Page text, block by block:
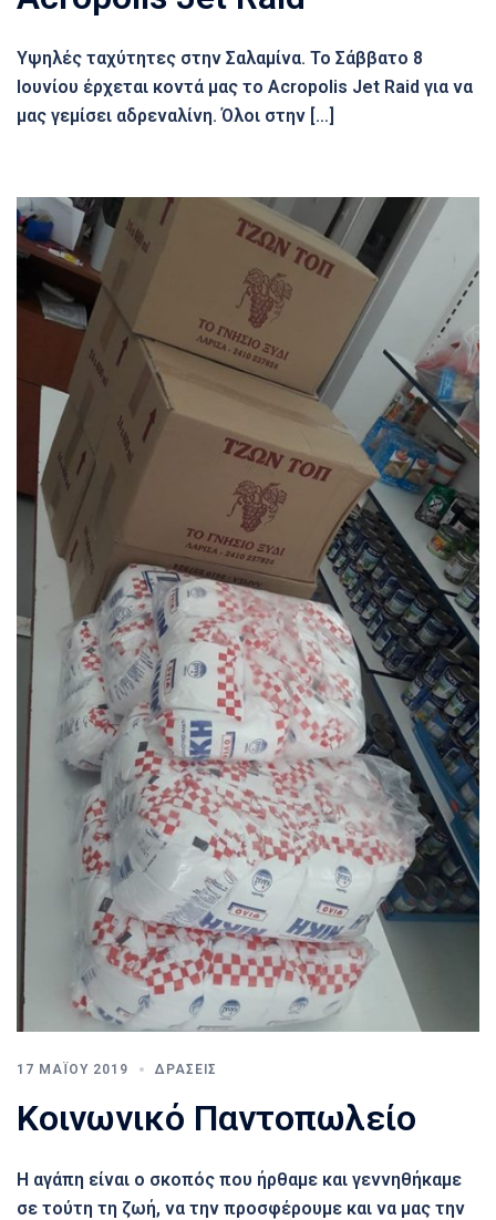
Υψηλές ταχύτητες στην Σαλαμίνα. Το Σάββατο 8
Ιουνίου έρχεται κοντά μας το Acropolis Jet Raid για να
μας γεμίσει αδρεναλίνη. Όλοι στην […]
17 ΜΑΪ́ΟΥ 2019 ΔΡΆΣΕΙΣ
Κοινωνικό Παντοπωλείο
Η αγάπη είναι ο σκοπός που ήρθαμε και γεννηθήκαμε
σε τούτη τη ζωή, να την προσφέρουμε και να μας την